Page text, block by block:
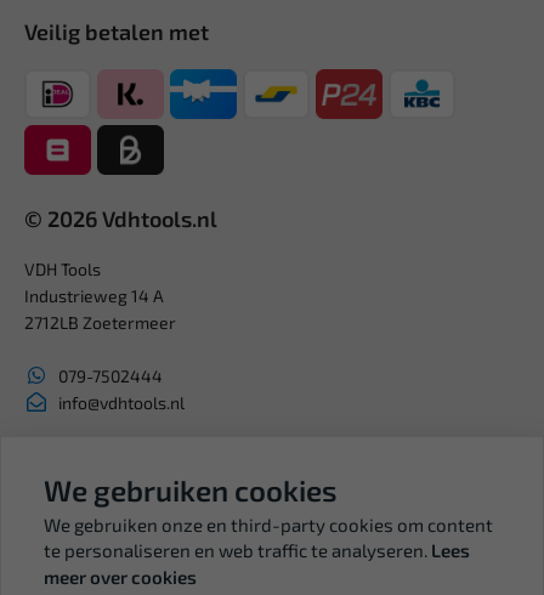
Veilig betalen met
© 2026 Vdhtools.nl
VDH Tools
Industrieweg 14 A
2712LB Zoetermeer
079-7502444
info@vdhtools.nl
BTW: NL819958657B01
We gebruiken cookies
We gebruiken onze en third-party cookies om content
te personaliseren en web traffic te analyseren. Lees
meer over cookies